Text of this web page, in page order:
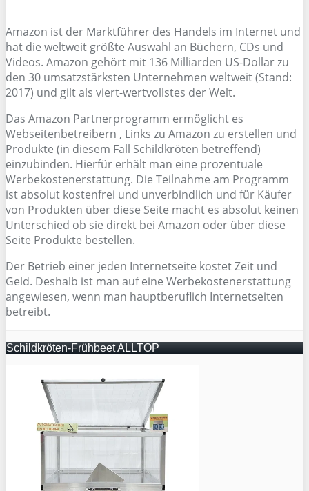
Amazon ist der Marktführer des Handels im Internet und
hat die weltweit größte Auswahl an Büchern, CDs und
Videos. Amazon gehört mit 136 Milliarden US-Dollar zu
den 30 umsatzstärksten Unternehmen weltweit (Stand:
2017) und gilt als viert-wertvollstes der Welt.
Das Amazon Partnerprogramm ermöglicht es
Webseitenbetreibern , Links zu Amazon zu erstellen und
Produkte (in diesem Fall Schildkröten betreffend)
einzubinden. Hierfür erhält man eine prozentuale
Werbekostenerstattung. Die Teilnahme am Programm
ist absolut kostenfrei und unverbindlich und für Käufer
von Produkten über diese Seite macht es absolut keinen
Unterschied ob sie direkt bei Amazon oder über diese
Seite Produkte bestellen.
Der Betrieb einer jeden Internetseite kostet Zeit und
Geld. Deshalb ist man auf eine Werbekostenerstattung
angewiesen, wenn man hauptberuflich Internetseiten
betreibt.
Schildkröten-Frühbeet ALLTOP